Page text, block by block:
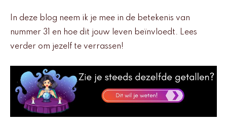
In deze blog neem ik je mee in de betekenis van
nummer 31 en hoe dit jouw leven beïnvloedt. Lees
verder om jezelf te verrassen!